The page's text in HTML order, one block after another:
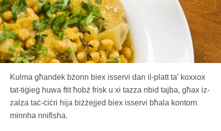
Kulma għandek bżonn biex isservi dan il-platt ta’ koxxox
tat-tiġieġ huwa ftit ħobż frisk u xi tazza nbid tajba, għax iz-
zalza taċ-ċiċri hija biżżejjed biex isservi bħala kontorn
minnha nnifisha.